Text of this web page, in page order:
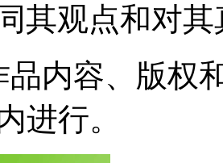
其观点和对
品内容、版权
进行。